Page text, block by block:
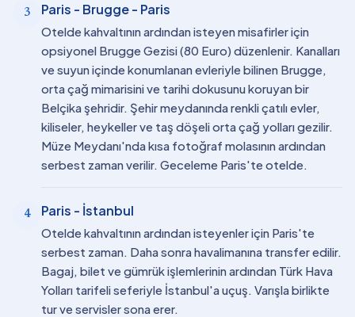
3 Paris - Brugge - Paris
Otelde kahvaltının ardından isteyen misafirler için
opsiyonel Brugge Gezisi (80 Euro) düzenlenir. Kanalları
ve suyun içinde konumlanan evleriyle bilinen Brugge,
orta çağ mimarisini ve tarihi dokusunu koruyan bir
Belçika şehridir. Şehir meydanında renkli çatılı evler,
kiliseler, heykeller ve taş döşeli orta çağ yolları gezilir.
Müze Meydanı'nda kısa fotoğraf molasının ardından
serbest zaman verilir. Geceleme Paris'te otelde.
4 Paris - İstanbul
Otelde kahvaltının ardından isteyenler için Paris'te
serbest zaman. Daha sonra havalimanına transfer edilir.
Bagaj, bilet ve gümrük işlemlerinin ardından Türk Hava
Yolları tarifeli seferiyle İstanbul'a uçuş. Varışla birlikte
tur ve servisler sona erer.